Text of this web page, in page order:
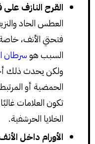
القرح النازف
العطس الحاد
فتحتي الأنف،
السبب هوسرطان
ولكن يحدث ذلك
الحمضية أو
تكون العلامات
الخلايا الحرشفية.
الأورام داخل